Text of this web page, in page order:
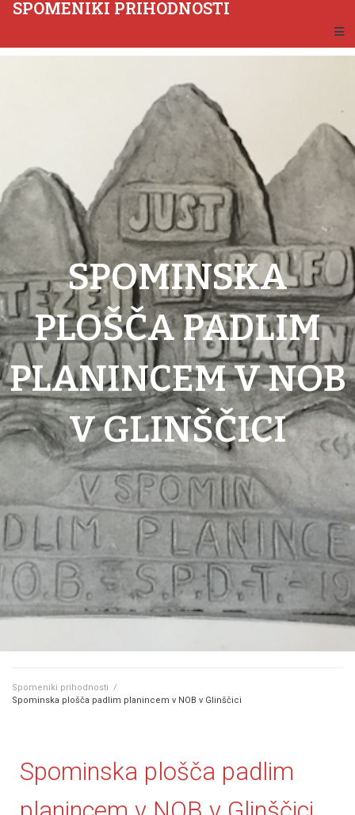
SPOMENIKI PRIHODNOSTI
SPOMINSKA
PLOŠČA PADLIM
PLANINCEM V NOB
V GLINŠČICI
Spomeniki prihodnosti /
Spominska plošča padlim planincem v NOB v Glinščici
Spominska plošča padlim